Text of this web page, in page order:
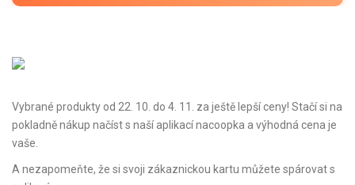
Vybrané produkty od 22. 10. do 4. 11. za ještě lepší ceny! Stačí si na
pokladně nákup načíst s naší aplikací nacoopka a výhodná cena je
vaše.
A nezapomeňte, že si svoji zákaznickou kartu můžete spárovat s